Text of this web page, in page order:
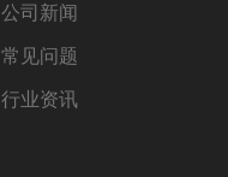
公司新闻
常见问题
行业资讯